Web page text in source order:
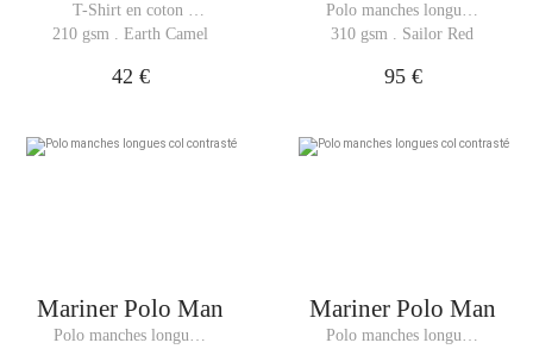
T-Shirt en coton
recyclé
210 gsm . Earth Camel
42 €
Polo manches longues
col contrasté
310 gsm . Sailor Red
95 €
Mariner Polo Man
Polo manches longues
Mariner Polo Man
Polo manches longues